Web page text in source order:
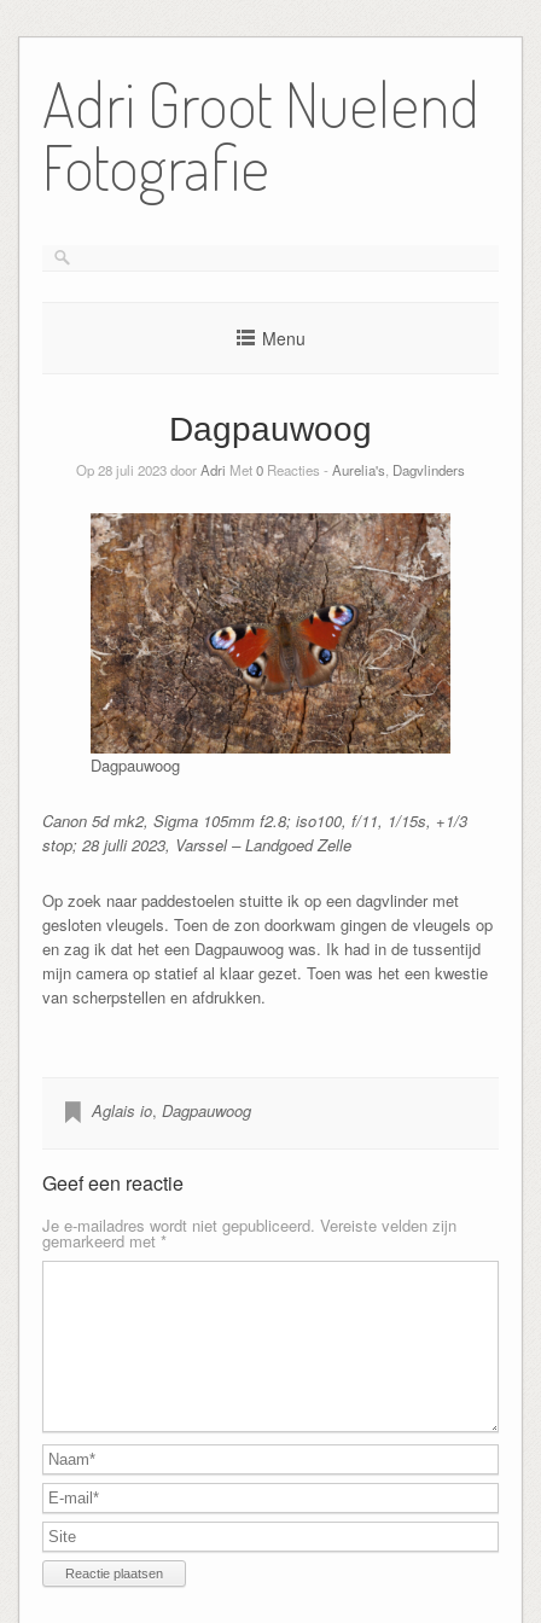
de
inhoud
Adri Groot Nuelend
Fotografie
Menu
Dagpauwoog
Op 28 juli 2023 doorAdri Met0 Reacties - Aurelia's Dagvlinders
Dagpauwoog
Canon 5d mk2, Sigma 105mm f2.8; iso100, f/11, 1/15s, +1/3
stop; 28 julli 2023, Varssel – Landgoed Zelle
Op zoek naar paddestoelen stuitte ik op een dagvlinder met
gesloten vleugels. Toen de zon doorkwam gingen de vleugels op
en zag ik dat het een Dagpauwoog was. Ik had in de tussentijd
mijn camera op statief al klaar gezet. Toen was het een kwestie
van scherpstellen en afdrukken.
Aglais io, Dagpauwoog
Geef een reactie
Je e-mailadres wordt niet gepubliceerd. Vereiste velden zijn
gemarkeerd met *